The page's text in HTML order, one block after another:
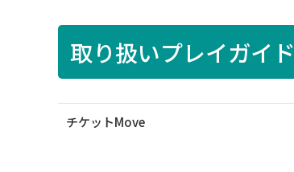
取り扱いプレイガイド
チケットMove